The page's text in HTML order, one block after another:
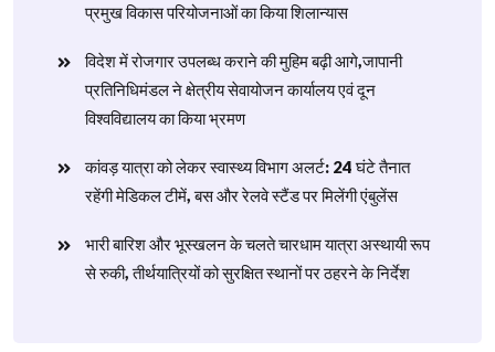
प्रमुख विकास परियोजनाओं का किया शिलान्यास
विदेश में रोजगार उपलब्ध कराने की मुहिम बढ़ी आगे,जापानी
प्रतिनिधिमंडल ने क्षेत्रीय सेवायोजन कार्यालय एवं दून
विश्वविद्यालय का किया भ्रमण
​कांवड़ यात्रा को लेकर स्वास्थ्य विभाग अलर्ट: 24 घंटे तैनात
रहेंगी मेडिकल टीमें, बस और रेलवे स्टैंड पर मिलेंगी एंबुलेंस
​भारी बारिश और भूस्खलन के चलते चारधाम यात्रा अस्थायी रूप
से रुकी, तीर्थयात्रियों को सुरक्षित स्थानों पर ठहरने के निर्देश